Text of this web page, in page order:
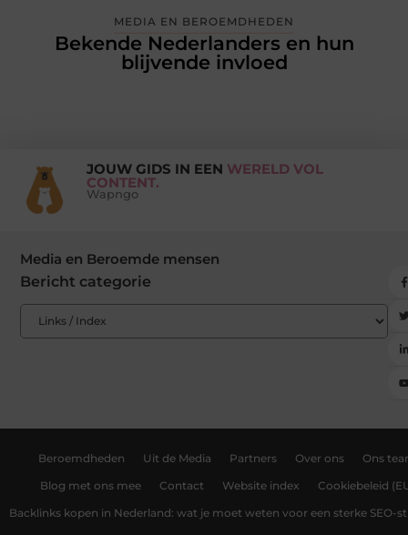
MEDIA EN BEROEMDHEDEN
Bekende Nederlanders en hun
blijvende invloed
JOUW GIDS IN EEN WERELD VOL
CONTENT.
Wapngo
Media en Beroemde mensen
Bericht categorie
Beroemdheden Uit de Media Partners Over ons Ons
Blog met ons mee Contact Website index Cookiebeleid
Backlinks kopen in Nederland: wat je moet weten voor een sterke SEO-